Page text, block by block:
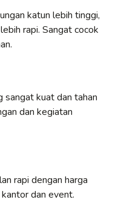
katun lebih tinggi,
rapi. Sangat cocok
sangat kuat dan tahan
dan kegiatan
rapi dengan harga
dan event.